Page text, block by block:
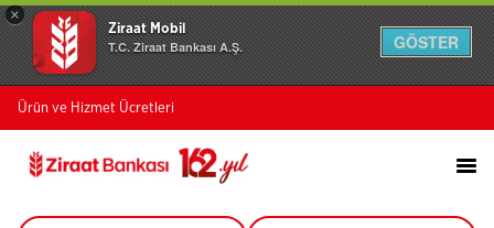
×
Ziraat Mobil
T.C. Ziraat Bankası A.Ş. GÖSTER
Ürün ve Hizmet Ücretleri